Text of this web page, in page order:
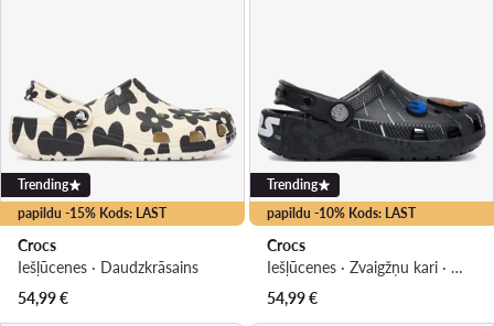
papildu -15% Kods: LAST
Trending
Crocs
Iešļūcenes · Daudzkrāsains
54,99€
papildu -10% Kods: LAST
Trending
Crocs
Iešļūcenes · Zvaigžņu kari · Melns
54,99€